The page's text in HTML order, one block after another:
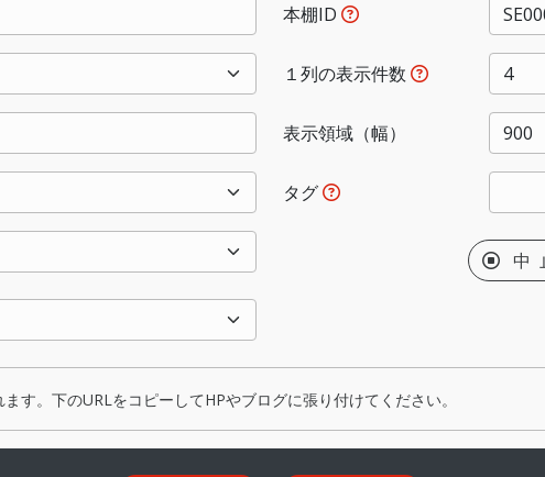
本棚ID
１列の表示件数
表示領域（幅）
タグ
中
す。下のURLをコピーしてHPやブログに張り付けてください。